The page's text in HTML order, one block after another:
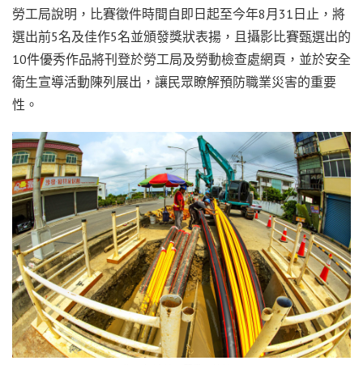
勞工局說明，比賽徵件時間自即日起至今年8月31日止，將
選出前5名及佳作5名並頒發獎狀表揚，且攝影比賽甄選出的
10件優秀作品將刊登於勞工局及勞動檢查處網頁，並於安全
衛生宣導活動陳列展出，讓民眾瞭解預防職業災害的重要
性。